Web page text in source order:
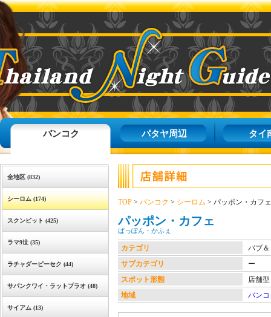
バンコク パタヤ周辺 タイ
全地区 (832)
シーロム (174)
スクンビット (425)
ラマ9世 (35)
ラチャダーピーセク (44)
サパンクワイ・ラットプラオ (48)
サイアム (13)
TOP > バンコク > シーロム > パッポン・カフェ
パッポン・カフェ
ぱっぽん・かふぇ
カテゴリ
パブ
サブカテゴリ
ー
スポット形態
店舗型
地域
バン